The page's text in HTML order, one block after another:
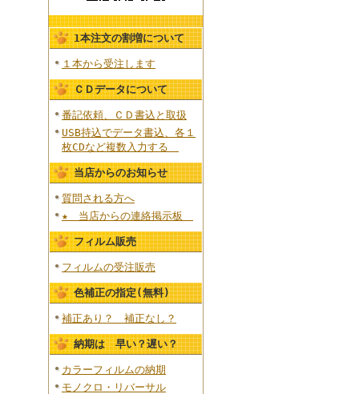
1本注文の割増について
１本から受注します
ＣＤデータについて
番記依頼、ＣＤ書込と取扱
USB持込でデータ書込、各１
枚CDなど複数入力する
当店からのお知らせ
質問される方へ
★ 当店からの連絡掲示板
フィルム販売
フィルムの受注販売
色補正の指定(無料)
補正あり？ 補正なし？
納期は 早い？遅い？
カラーフィルムの納期
モノクロ・リバーサル